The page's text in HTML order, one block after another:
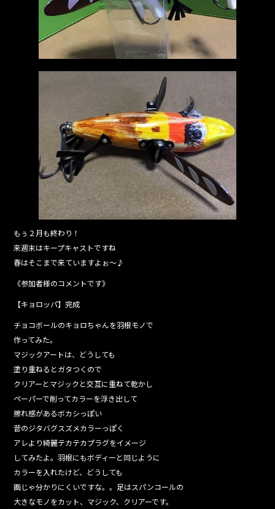
k
もぅ２月も終わり！
来週末はキープキャストですね
春はそこまで来ていますよぉ〜♪
《参加者様のコメントです》
【キョロッパ】完成
チョコボールのキョロちゃんを羽根モノで
作ってみた。
マジックアートは、どうしても
塗り重ねるとガタつくので
クリアーとマジックと交互に重ねて乾かし
ペーパーで削ってカラーを浮き出して
擦れ感があるボカシっぽい
昔のジタバグスズメカラーっぽく
アレより綺麗テカテカプラグをイメージ
してみたよ。羽根にもボディーと同じように
カラーを入れたけど、どうしても
画じゃ分かりにくいですな。。足はスパンコールの
大きなモノをカット、マジック、クリアーです。